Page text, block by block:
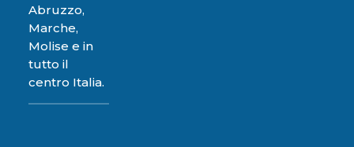
Abruzzo,
Marche,
Molise e in
tutto il
centro Italia.​